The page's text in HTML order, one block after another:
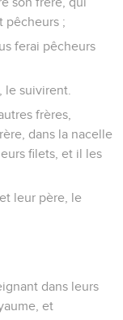
5 à 7)
; et lorsqu'il
lui ;
disant :
à eux qu'est le